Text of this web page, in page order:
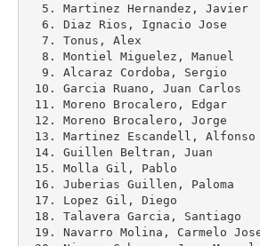
5. Martinez Hernandez,
6. Diaz Rios, Ignacio Jose
7. Tonus, Alex
8. Montiel Miguelez, Manuel
9. Alcaraz Cordoba, Sergio
10. Garcia Ruano, Juan
11. Moreno Brocalero, Edgar
12. Moreno Brocalero, Jorge
13. Martinez Escandell,
14. Guillen Beltran, Juan
15. Molla Gil, Pablo
16. Juberias Guillen, Paloma
17. Lopez Gil, Diego
18. Talavera Garcia,
19. Navarro Molina, Carmelo